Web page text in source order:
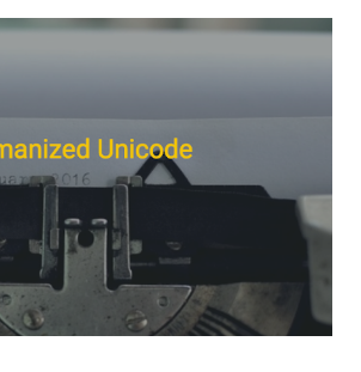
एप्लिकेशनमा पनि प्रयोग गर्न मिल्ने यी नेपाली
स्टिकरहरु समावेश गरिएकोछ । हाम्रो
खण्डमा गएर यी स्टिकरहरु प्रयोग गर्न
किबोर्डको यस संस्करणमा नयाँ किबोर्ड
नेपाली किबोर्डको सेटिङमा गएर आफूलाई
। डार्क तथा लाइट गरेर हाललाई दुई
उपलब्ध छ । चलनचल्तिको “ब...